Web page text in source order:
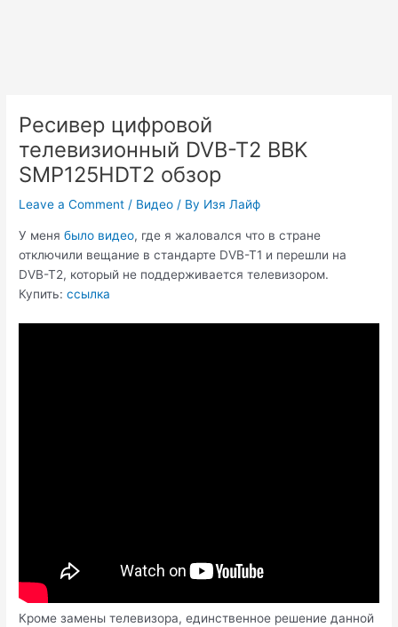
Ресивер цифровой
телевизионный DVB-T2 BBK
SMP125HDT2 обзор
Leave a Comment / Видео / By Изя Лайф
У менябыло видео, где я жаловался что в стране
отключили вещание в стандарте DVB-T1 и перешли на
DVB-T2, который не поддерживается телевизором.
Купить:ссылка
Кроме замены телевизора, единственное решение данной